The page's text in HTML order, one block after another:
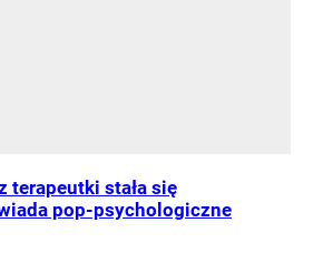
terapeutki stała się
pop-psychologiczne